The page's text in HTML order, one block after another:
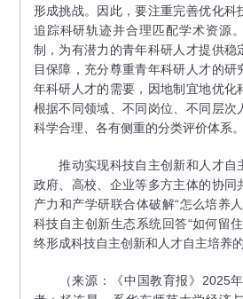
形成挑战。因此，要注重完善优化科
追踪科研轨迹并合理匹配学术资源
制，为有潜力的青年科研人才提供稳
目保障，充分尊重青年科研人才的研
年科研人才的需要，因地制宜地优化
根据不同领域、不同岗位、不同层次
科学合理、各有侧重的分类评价体系。
推动实现科技自主创新和人才自
政府、高校、企业等多方主体的协同
产力和产学研联合体破解“怎么培养
科技自主创新生态系统回答“如何留
终形成科技自主创新和人才自主培养
（来源：《中国教育报》2025年